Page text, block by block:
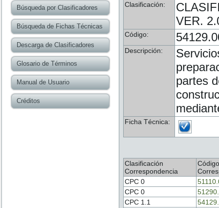
Búsqueda por Clasificadores
Búsqueda de Fichas Técnicas
Descarga de Clasificadores
Glosario de Términos
Manual de Usuario
Créditos
Clasificación:
VER.
Código:
Descripción:
partes
Ficha Técnica:
Clasificación
Correspondencia
Código
CPC 0
CPC 0
CPC 1.1